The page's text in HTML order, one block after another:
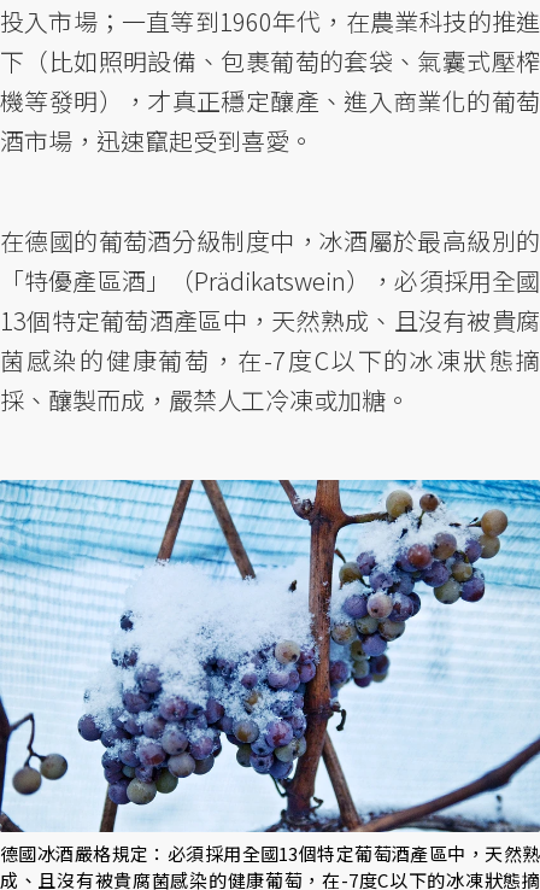
投入市場；一直等到1960年代，在農業科技的推進
下（比如照明設備、包裹葡萄的套袋、氣囊式壓榨
機等發明），才真正穩定釀產、進入商業化的葡萄
酒市場，迅速竄起受到喜愛。
在德國的葡萄酒分級制度中，冰酒屬於最高級別的
「特優產區酒」（Prädikatswein），必須採用全國
13個特定葡萄酒產區中，天然熟成、且沒有被貴腐
菌感染的健康葡萄，在-7度C以下的冰凍狀態摘
採、釀製而成，嚴禁人工冷凍或加糖。
德國冰酒嚴格規定：必須採用全國13個特定葡萄酒產區中，天然熟
成、且沒有被貴腐菌感染的健康葡萄，在-7度C以下的冰凍狀態摘